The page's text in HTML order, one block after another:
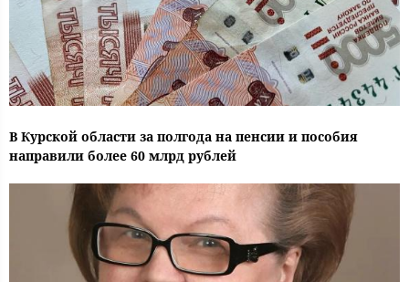
В Курской области за полгода на пенсии и пособия
направили более 60 млрд рублей